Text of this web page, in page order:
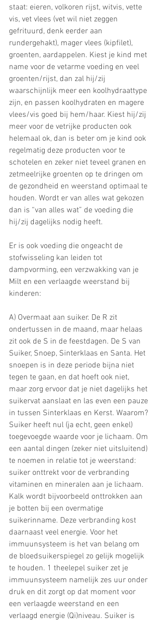
staat: eieren, volkoren rijst, witvis, vette
vis, vet vlees (vet wil niet zeggen
gefrituurd, denk eerder aan
rundergehakt), mager vlees (kipfilet),
groenten, aardappelen. Kiest je kind met
name voor de vetarme voeding en veel
groenten/rijst, dan zal hij/zij
waarschijnlijk meer een koolhydraattype
zijn, en passen koolhydraten en magere
vlees/vis goed bij hem/haar. Kiest hij/zij
meer voor de vetrijke producten ook
helemaal ok, dan is beter om je kind ook
regelmatig deze producten voor te
schotelen en zeker niet teveel granen en
zetmeelrijke groenten op te dringen om
de gezondheid en weerstand optimaal te
houden. Wordt er van alles wat gekozen
dan is “van alles wat” de voeding die
hij/zij dagelijks nodig heeft.
Er is ook voeding die ongeacht de
stofwisseling kan leiden tot
dampvorming, een verzwakking van je
Milt en een verlaagde weerstand bij
kinderen:
A) Overmaat aan suiker. De R zit
ondertussen in de maand, maar helaas
zit ook de S in de feestdagen. De S van
Suiker, Snoep, Sinterklaas en Santa. Het
snoepen is in deze periode bijna niet
tegen te gaan, en dat hoeft ook niet,
maar zorg ervoor dat je niet dagelijks het
suikervat aanslaat en las even een pauze
in tussen Sinterklaas en Kerst. Waarom?
Suiker heeft nul (ja echt, geen enkel)
toegevoegde waarde voor je lichaam. Om
een aantal dingen (zeker niet uitsluitend)
te noemen in relatie tot je weerstand:
suiker onttrekt voor de verbranding
vitaminen en mineralen aan je lichaam.
Kalk wordt bijvoorbeeld onttrokken aan
je botten bij een overmatige
suikerinname. Deze verbranding kost
daarnaast veel energie. Voor het
immuunsysteem is het van belang om
de bloedsuikerspiegel zo gelijk mogelijk
te houden. 1 theelepel suiker zet je
immuunsysteem namelijk zes uur onder
druk en dit zorgt op dat moment voor
een verlaagde weerstand en een
verlaagd energie (Qi)niveau. Suiker is